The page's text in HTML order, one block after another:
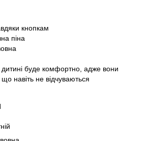
кнопкам
піна
буде комфортно, адже вони
що навіть не відчуваються